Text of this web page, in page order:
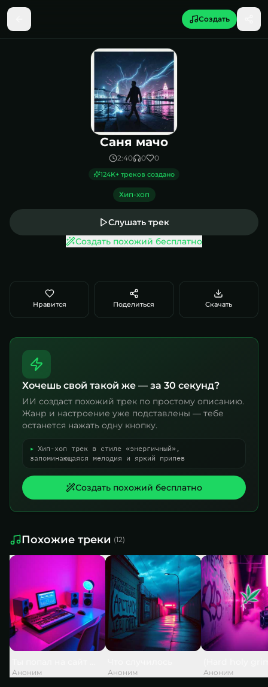
Песня Саня мачо
Создать
Саня мачо
2:40 0 0
124K+ треков создано
Хип-хоп
Слушать трек
Создать похожий бесплатно
Нравится Поделиться Скачать
Хочешь свой такой же — за 30 секунд?
ИИ создаст похожий трек по простому описанию.
Жанр и настроение уже подставлены — тебе
останется нажать одну кнопку.
▸ Хип-хоп трек в стиле «энергичный»,
запоминающаяся мелодия и яркий припев
Создать похожий бесплатно
Похожие треки (12)
Аноним Аноним Аноним